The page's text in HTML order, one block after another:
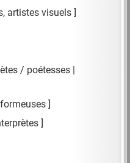
artistes visuels
/ poétesses |